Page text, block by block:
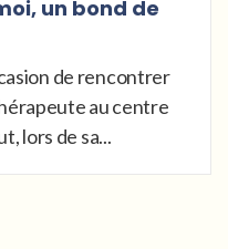
un bond de
de rencontrer
au centre
lors de sa...